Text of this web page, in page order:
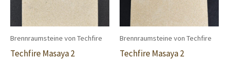
Brennraumsteine von Techfire
Techfire Masaya 2
Brennraumsteine von Techfire
Techfire Masaya 2